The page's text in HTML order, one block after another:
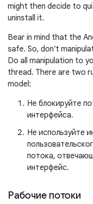
might then decide to
uninstall it.
Bear in mind that the
safe. So, don't
Do all manipulation to
thread. There are two
model:
Не блокируйте
интерфейса.
Не используйте
потока,
интерфейс.
Рабочие потоки